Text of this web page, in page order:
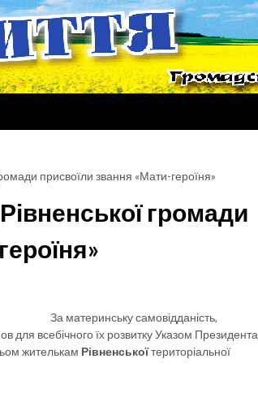
присвоїли звання «Мати-героїня»
громади
За материнську самовідданість,
для всебічного їх розвитку Указом Президента
жителькам Рівненськоїтериторіальної